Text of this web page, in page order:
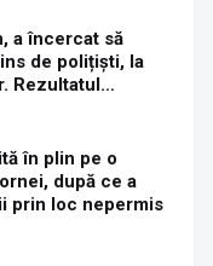
a încercat să
de polițiști, la
Rezultatul
l alcool pur în
în plin pe o
după ce a
prin loc nepermis